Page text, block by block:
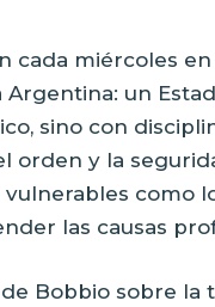
cada miércoles
un
sino con
orden y la
como
las causas
Bobbio sobre